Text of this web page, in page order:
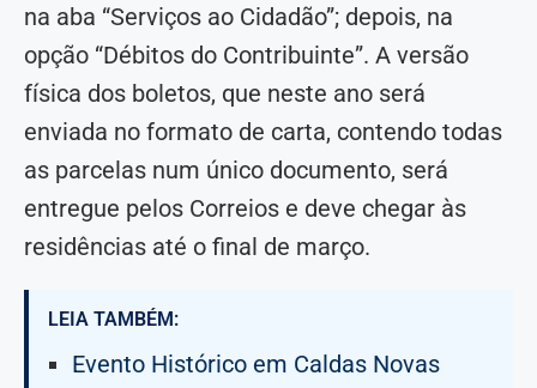
na aba “Serviços ao Cidadão”; depois, na
opção “Débitos do Contribuinte”. A versão
física dos boletos, que neste ano será
enviada no formato de carta, contendo todas
as parcelas num único documento, será
entregue pelos Correios e deve chegar às
residências até o final de março.
LEIA TAMBÉM:
Evento Histórico em Caldas Novas